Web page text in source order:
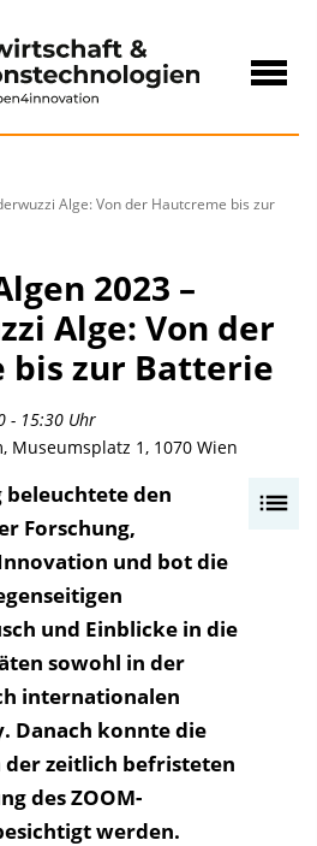
Alge: Von der Hautcreme bis zur
2023 –
Alge: Von der
bis zur Batterie
- 15:30 Uhr
Museumsplatz 1, 1070 Wien
beleuchtete den
Forschung,
und bot die
und Einblicke in die
sowohl in der
internationalen
Danach konnte die
der zeitlich befristeten
des ZOOM-
werden.